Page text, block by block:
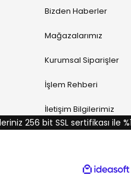
Bizden Haberler
Mağazalarımız
Kurumsal Siparişler
İşlem Rehberi
İletişim Bilgilerimiz
256 bit SSL sertifikası ile